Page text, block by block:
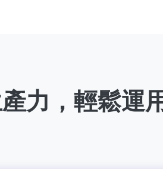
力，輕鬆運